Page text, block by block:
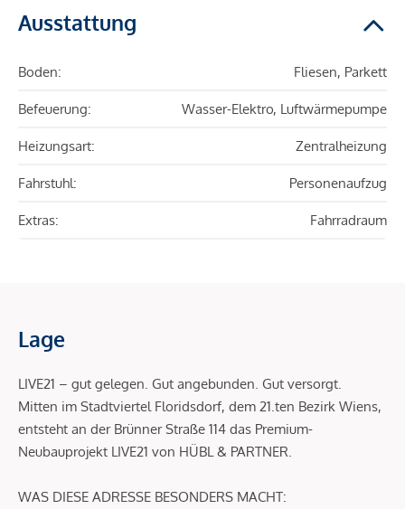
Ausstattung
Boden: Fliesen, Parkett
Befeuerung: Wasser-Elektro, Luftwärmepumpe
Heizungsart: Zentralheizung
Fahrstuhl: Personenaufzug
Extras: Fahrradraum
Lage
LIVE21 – gut gelegen. Gut angebunden. Gut versorgt.
Mitten im Stadtviertel Floridsdorf, dem 21.ten Bezirk Wiens,
entsteht an der Brünner Straße 114 das Premium-
Neubauprojekt LIVE21 von HÜBL & PARTNER.
WAS DIESE ADRESSE BESONDERS MACHT: